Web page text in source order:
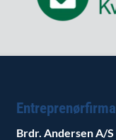
Entreprenørfirma
Brdr. Andersen A/S